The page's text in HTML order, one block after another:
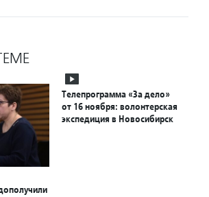
Телепрограмма «За дело»
от 16 ноября: волонтерская
экспедиция в Новосибирск